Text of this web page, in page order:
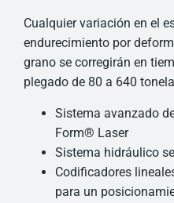
Cualquier variación en el
endurecimiento por
grano se corregirán en
plegado de 80 a 640
Sistema avanzado
Form® Laser
Sistema hidráulico
Codificadores
para un